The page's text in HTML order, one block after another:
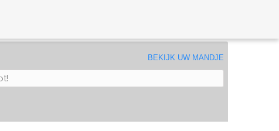
BEKIJK UW MANDJE